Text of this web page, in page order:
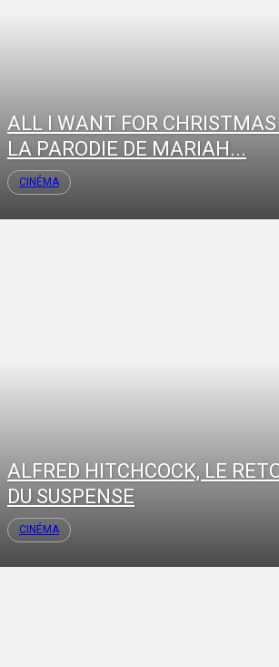
ALL I WANT FOR
LA PARODIE DE MARIAH...
CINÉMA
ALFRED HITCHCOCK, LE
DU SUSPENSE
CINÉMA